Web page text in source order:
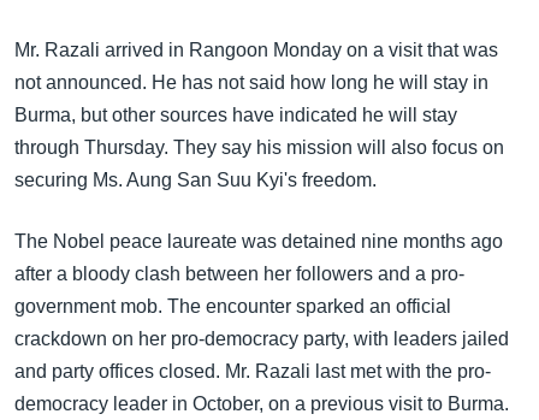
ရန်Mr. Razali arrived in Rangoon Monday on a visit that was
not announced. He has not said how long he will stay in
Burma, but other sources have indicated he will stay
through Thursday. They say his mission will also focus on
securing Ms. Aung San Suu Kyi's freedom.
The Nobel peace laureate was detained nine months ago
after a bloody clash between her followers and a pro-
government mob. The encounter sparked an official
crackdown on her pro-democracy party, with leaders jailed
and party offices closed. Mr. Razali last met with the pro-
democracy leader in October, on a previous visit to Burma.